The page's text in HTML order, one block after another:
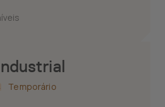
Temporário